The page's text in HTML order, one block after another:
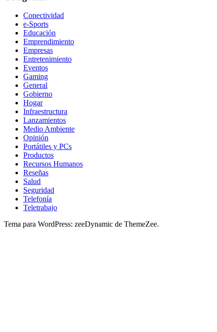
Conectividad
e-Sports
Educación
Emprendimiento
Empresas
Entretenimiento
Eventos
Gaming
General
Gobierno
Hogar
Infraestructura
Lanzamientos
Medio Ambiente
Opinión
Portátiles y PCs
Productos
Recursos Humanos
Reseñas
Salud
Seguridad
Telefonía
Teletrabajo
Tema para WordPress: zeeDynamic de ThemeZee.